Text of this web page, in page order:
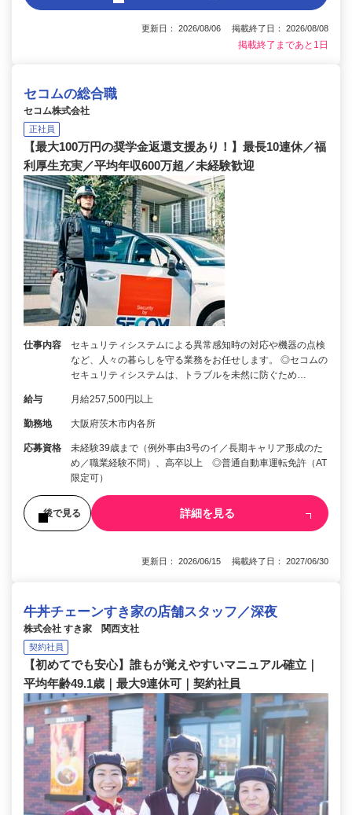
更新日： 2026/08/06 掲載終了日： 2026/08/08
掲載終了まであと1日
セコムの総合職
セコム株式会社
正社員
【最大100万円の奨学金返還支援あり！】最長10連休／福
利厚生充実／平均年収600万超／未経験歓迎
仕事内容
セキュリティシステムによる異常感知時の対応や機器の点検
など、人々の暮らしを守る業務をお任せします。 ◎セコムの
セキュリティシステムは、トラブルを未然に防ぐため…
給与 月給257,500円以上
勤務地 大阪府茨木市内各所
応募資格
未経験39歳まで（例外事由3号のイ／長期キャリア形成のた
め／職業経験不問）、高卒以上 ◎普通自動車運転免許（AT
限定可）
後で見る 詳細を見る
更新日： 2026/06/15 掲載終了日： 2027/06/30
牛丼チェーンすき家の店舗スタッフ／深夜
株式会社 すき家 関西支社
契約社員
【初めてでも安心】誰もが覚えやすいマニュアル確立｜
平均年齢49.1歳｜最大9連休可｜契約社員